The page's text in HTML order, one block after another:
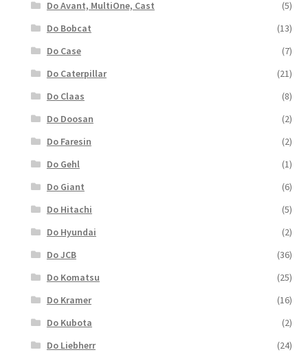
Do Avant, MultiOne, Cast
(5)
Do Bobcat
(13)
Do Case
(7)
Do Caterpillar
(21)
Do Claas
(8)
Do Doosan
(2)
Do Faresin
(2)
Do Gehl
(1)
Do Giant
(6)
Do Hitachi
(5)
Do Hyundai
(2)
Do JCB
(36)
Do Komatsu
(25)
Do Kramer
(16)
Do Kubota
(2)
Do Liebherr
(24)